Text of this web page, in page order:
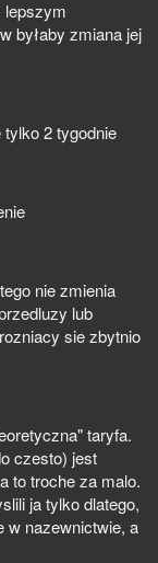
lepszym
byłaby zmiana jej
tylko 2 tygodnie
nie zmienia
lub
sie zbytnio
taryfa.
czesto) jest
to troche za malo.
ja tylko dlatego,
w nazewnictwie, a